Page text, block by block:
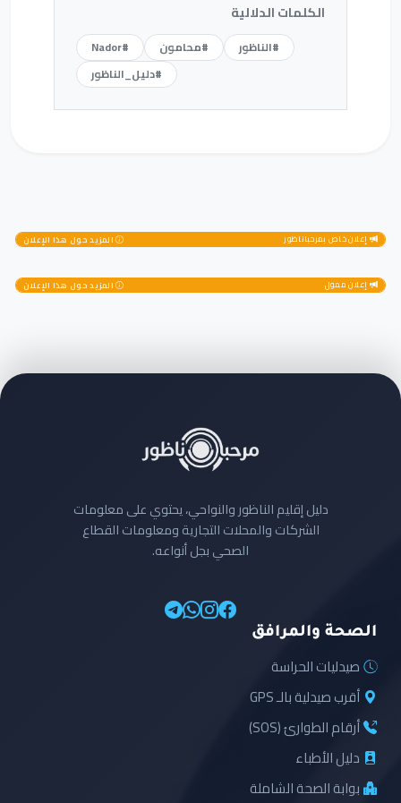
الكلمات الدلالية
#الناظور #محامون
#Nador
#دليل_الناظور
إعلان خاص بمرحباناظور المزيد حول هذا الإعلان
إعلان ممول المزيد حول هذا الإعلان
دليل إقليم الناظور والنواحي، يحتوي على معلومات
الشركات والمحلات التجارية ومعلومات القطاع
الصحي بجل أنواعه.
الصحة والمرافق
صيدليات الحراسة
أقرب صيدلية بالـ GPS
أرقام الطوارئ (SOS)
دليل الأطباء
بوابة الصحة الشاملة